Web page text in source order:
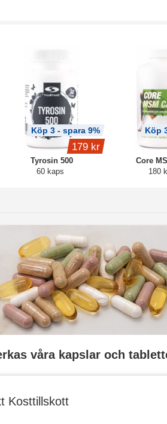
Kosttillskott
Tyrosin 500
60 kaps
Köp 3 - spara 9%
179 kr
Core
180
Köp
våra kapslar och